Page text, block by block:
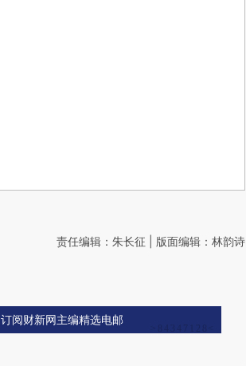
责任编辑：朱长征 | 版面编辑：林韵诗
订阅财新网主编精选电邮